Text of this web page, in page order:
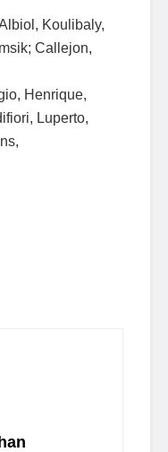
Koulibaly,
Callejon,
Henrique,
Luperto,